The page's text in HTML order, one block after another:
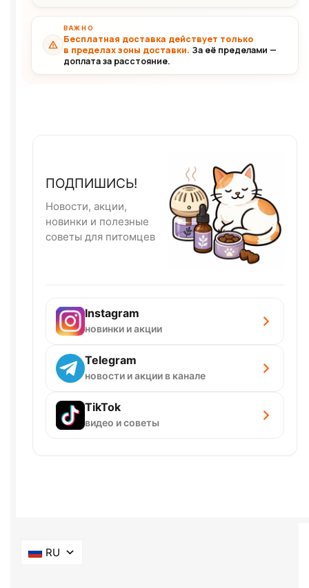
ВАЖНО
Бесплатная доставка действует только
в пределах зоны доставки. За её пределами —
доплата за расстояние.
ПОДПИШИСЬ!
Новости, акции,
новинки и полезные
советы для питомцев
Instagram
новинки и акции
Telegram
новости и акции в канале
TikTok
видео и советы
RU